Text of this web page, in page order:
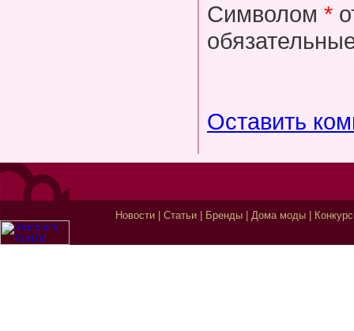
Символом *
Оставить
Новости| Статьи| Бренды| Дома моды|